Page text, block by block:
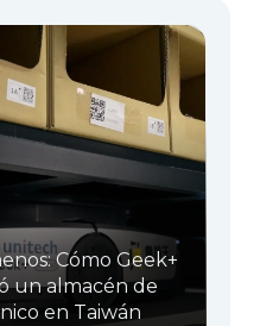
Cómo Geek+
un almacén de
en Taiwán